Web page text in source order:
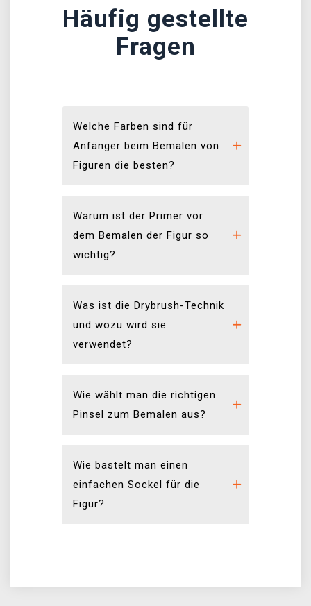
Häufig gestellte
Fragen
Welche Farben sind für
Anfänger beim Bemalen von
Figuren die besten?
Warum ist der Primer vor
dem Bemalen der Figur so
wichtig?
Was ist die Drybrush-Technik
und wozu wird sie
verwendet?
Wie wählt man die richtigen
Pinsel zum Bemalen aus?
Wie bastelt man einen
einfachen Sockel für die
Figur?